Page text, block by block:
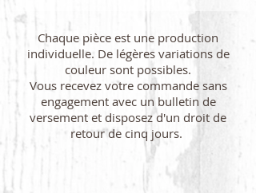
Chaque pièce est une production
individuelle. De légères variations de
couleur sont possibles.
Vous recevez votre commande sans
engagement avec un bulletin de
versement et disposez d'un droit de
retour de cinq jours.